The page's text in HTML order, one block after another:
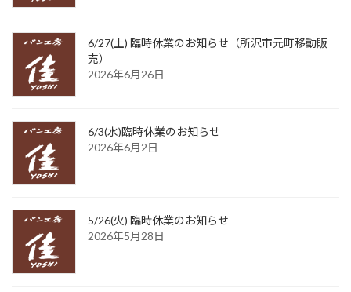
6/27(土) 臨時休業のお知らせ（所沢市元町移動販
売）
2026年6月26日
6/3(水)臨時休業のお知らせ
2026年6月2日
5/26(火) 臨時休業のお知らせ
2026年5月28日